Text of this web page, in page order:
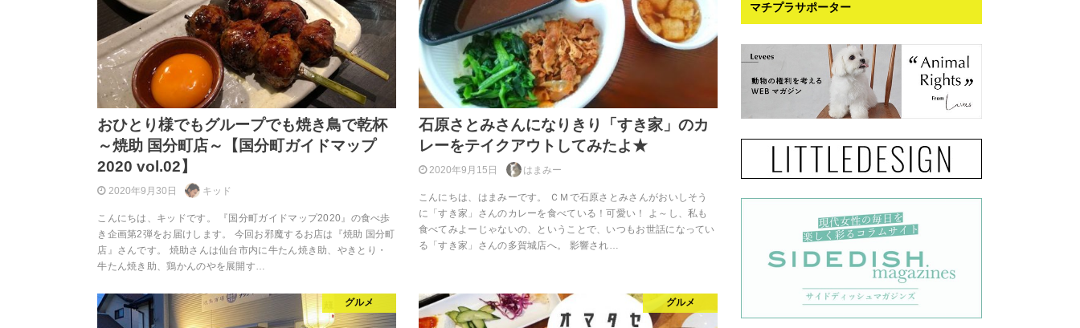
おひとり様でもグループでも焼き鳥で乾杯
～焼助 国分町店～【国分町ガイドマップ
2020 vol.02】
2020年9月30日 キッド
こんにちは、キッドです。 『国分町ガイドマップ2020』の食べ歩
き企画第2弾をお届けします。 今回お邪魔するお店は『焼助 国分町
店』さんです。 焼助さんは仙台市内に牛たん焼き助、やきとり・
牛たん焼き助、鶏かんのやを展開す…
石原さとみさんになりきり「すき家」のカ
レーをテイクアウトしてみたよ★
2020年9月15日 はまみー
こんにちは、はまみーです。 ＣＭで石原さとみさんがおいしそう
に「すき家」さんのカレーを食べている！可愛い！ よ～し、私も
食べてみよーじゃないの、ということで、いつもお世話になってい
る「すき家」さんの多賀城店へ。 影響され…
グルメ グルメ
マチプラサポーター